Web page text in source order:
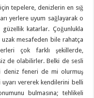
tepelere, denizlerin en sığ
yerlere uyum sağlayarak o
katarlar. Çoğunlukla
uzak mesafeden bile rahatça
çok farklı şekillerde,
de olabilirler. Belki de sesli
deniz feneri de mi olurmuş
vererek kendilerini belli
bulmasına; tehlikeli